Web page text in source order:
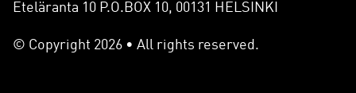
Eteläranta 10 P.O.BOX 10, 00131 HELSINKI
© Copyright 2026 • All rights reserved.